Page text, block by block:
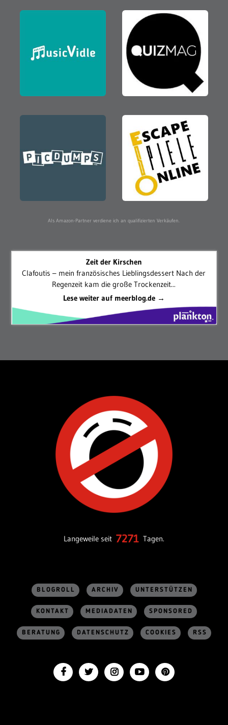
Als Amazon-Partner verdiene ich an qualifizierten Verkäufen.
Zeit der Kirschen
Clafoutis – mein französisches Lieblingsdessert Nach der
Regenzeit kam die große Trockenzeit...
Lese weiter auf meerblog.de →
Langeweile seit 7271 Tagen.
BLOGROLL ARCHIV UNTERSTÜTZEN
KONTAKT MEDIADATEN SPONSORED
BERATUNG DATENSCHUTZ COOKIES RSS